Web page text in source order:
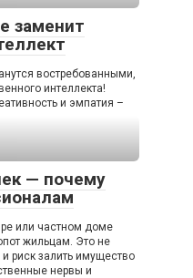
заменит
востребованными,
интеллекта!
и эмпатия –
— почему
или частном доме
жильцам. Это не
риск залить имущество
нервы и